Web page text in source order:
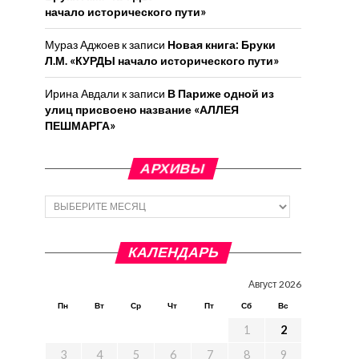
начало исторического пути»
Мураз Аджоев к записи Новая книга: Бруки
Л.М. «КУРДЫ начало исторического пути»
Ирина Авдали к записи В Париже одной из
улиц присвоено название «АЛЛЕЯ
ПЕШМАРГА»
АРХИВЫ
Архивы
КАЛЕНДАРЬ
Август 2026
Пн Вт Ср Чт Пт Сб Вс
1
2
3
4 5 6 7 8
9